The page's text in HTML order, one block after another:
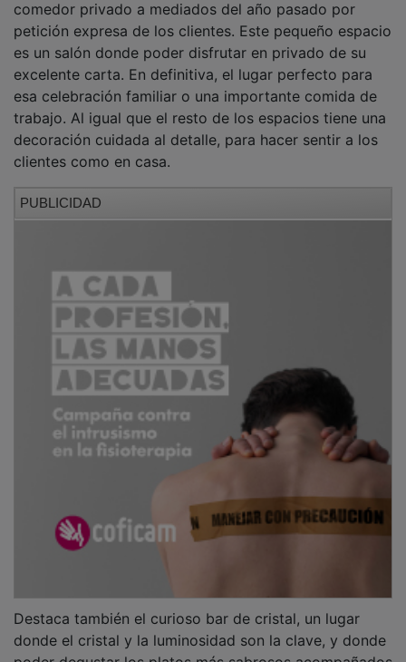
petición expresa de los clientes. Este pequeño espacio
es un salón donde poder disfrutar en privado de su
excelente carta. En definitiva, el lugar perfecto para
esa celebración familiar o una importante comida de
trabajo. Al igual que el resto de los espacios tiene una
decoración cuidada al detalle, para hacer sentir a los
clientes como en casa.
donde el cristal y la luminosidad son la clave, y donde
poder degustar los platos más sabrosos acompañados